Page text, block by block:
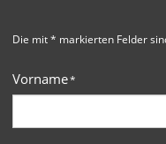
Die mit * markierten Felder
Vorname*